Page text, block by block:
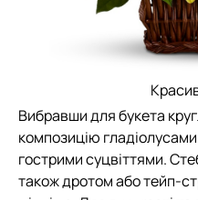
Вибравши для букета
композицію
гострими суцвіттями.
також дротом або тейп-